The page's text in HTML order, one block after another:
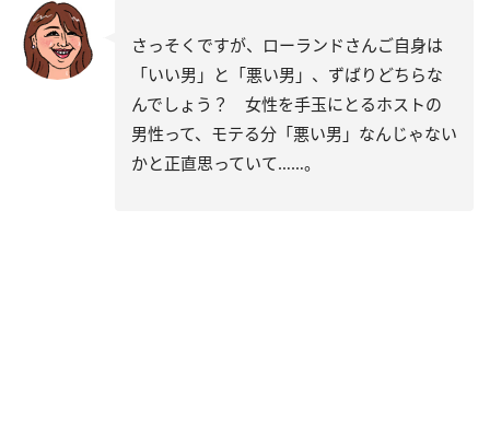
さっそくですが、ローランドさんご自身は
「いい男」と「悪い男」、ずばりどちらな
んでしょう？ 女性を手玉にとるホストの
男性って、モテる分「悪い男」なんじゃない
かと正直思っていて……。